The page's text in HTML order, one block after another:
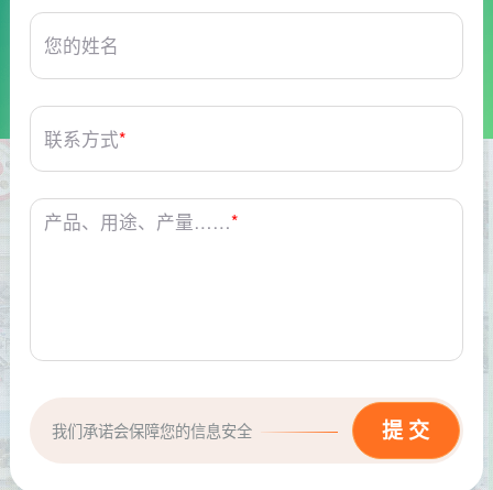
您的姓名
联系方式*
产品、用途、产量……*
我们承诺会保障您的信息安全